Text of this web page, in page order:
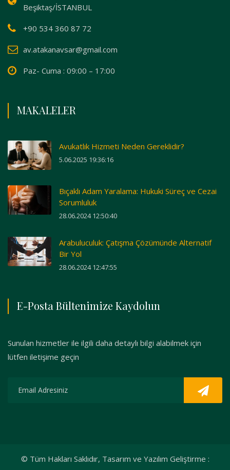
Beşiktaş/İSTANBUL
+90 534 360 87 72
av.atakanavsar@gmail.com
Paz- Cuma : 09:00 – 17:00
MAKALELER
Avukatlık Hizmeti Neden Gereklidir?
5.06.2025 19:36:16
Bıçaklı Adam Yaralama: Hukuki Süreç ve Cezai
Sorumluluk
28.06.2024 12:50:40
Arabuluculuk: Çatışma Çözümünde Alternatif
Bir Yol
28.06.2024 12:47:55
E-Posta Bültenimize Kaydolun
Sunulan hizmetler ile ilgili daha detaylı bilgi alabilmek için
lütfen iletişime geçin
© Tüm Hakları Saklıdır, Tasarım ve Yazılım Geliştirme :